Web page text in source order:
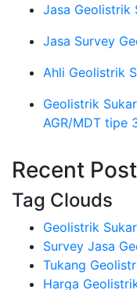
Jasa Geolistrik
Jasa Survey
Ahli Geolistrik
Geolistrik
AGR/MDT tipe
Recent Post
Tag Clouds
Geolistrik
Survey Jasa
Tukang
Harga